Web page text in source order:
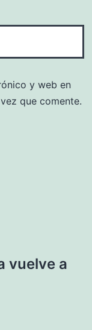
y web en
que comente.
vuelve a